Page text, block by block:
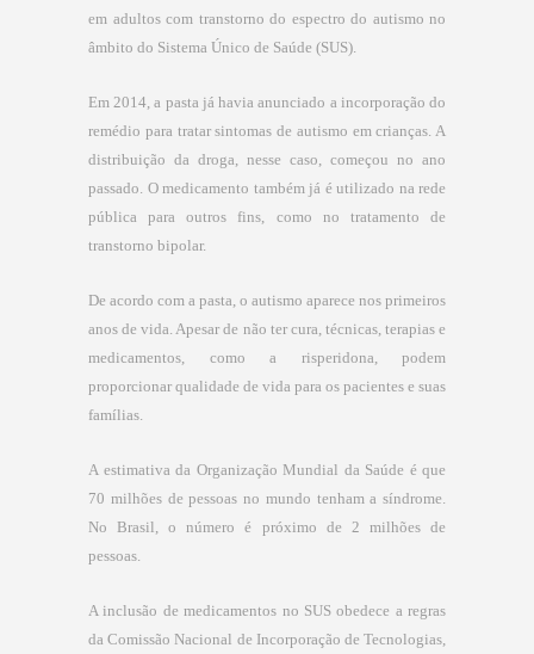
em adultos com transtorno do espectro do autismo no
âmbito do Sistema Único de Saúde (SUS).
Em 2014, a pasta já havia anunciado a incorporação do
remédio para tratar sintomas de autismo em crianças. A
distribuição da droga, nesse caso, começou no ano
passado. O medicamento também já é utilizado na rede
pública para outros fins, como no tratamento de
transtorno bipolar.
De acordo com a pasta, o autismo aparece nos primeiros
anos de vida. Apesar de não ter cura, técnicas, terapias e
medicamentos, como a risperidona, podem
proporcionar qualidade de vida para os pacientes e suas
famílias.
A estimativa da Organização Mundial da Saúde é que
70 milhões de pessoas no mundo tenham a síndrome.
No Brasil, o número é próximo de 2 milhões de
pessoas.
A inclusão de medicamentos no SUS obedece a regras
da Comissão Nacional de Incorporação de Tecnologias,